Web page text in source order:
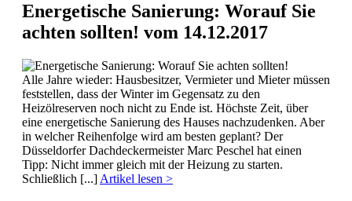
Energetische Sanierung: Worauf Sie
achten sollten! vom 14.12.2017
Alle Jahre wieder: Hausbesitzer, Vermieter und Mieter müssen
feststellen, dass der Winter im Gegensatz zu den
Heizölreserven noch nicht zu Ende ist. Höchste Zeit, über
eine energetische Sanierung des Hauses nachzudenken. Aber
in welcher Reihenfolge wird am besten geplant? Der
Düsseldorfer Dachdeckermeister Marc Peschel hat einen
Tipp: Nicht immer gleich mit der Heizung zu starten.
Schließlich [...] Artikel lesen >